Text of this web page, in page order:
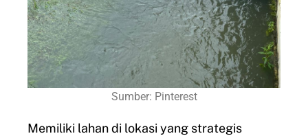
Sumber: Pinterest
Memiliki lahan di lokasi yang strategis